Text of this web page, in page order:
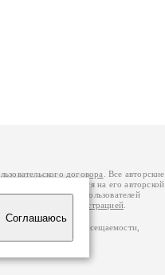
Соглашаюсь
договора
. Все авторские
вы можете обратиться на его авторской
Федерации. Данные пользователей
связаться с администрацией
данным счетчика посещаемости,